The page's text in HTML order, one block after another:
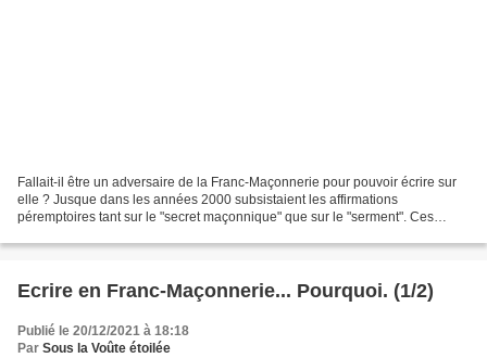
Fallait-il être un adversaire de la Franc-Maçonnerie pour pouvoir écrire sur
elle ? Jusque dans les années 2000 subsistaient les affirmations
péremptoires tant sur le "secret maçonnique" que sur le "serment". Ces
Ecrire en Franc-Maçonnerie... Pourquoi. (1/2)
Publié le 20/12/2021 à 18:18
Par Sous la Voûte étoilée